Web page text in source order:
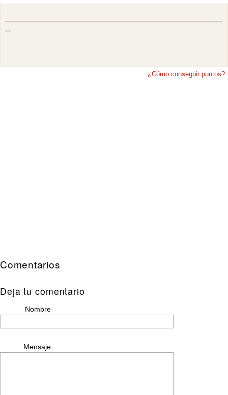
¿Cómo conseguir puntos?
Comentarios
Deja tu comentario
Nombre
Mensaje